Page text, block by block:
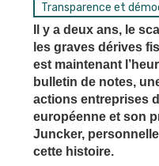
Transparence et
Il y a deux ans, le
les graves dérives
est maintenant
bulletin de notes,
actions entreprises
européenne et son
Juncker,
cette histoire.